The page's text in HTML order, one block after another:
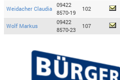
Weidacher Claudia
09422
8570-19
102
Wolf Markus
09422
8570-23
107